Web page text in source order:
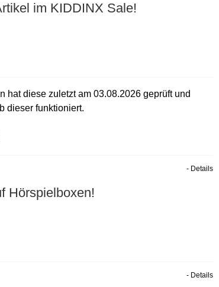
im KIDDINX Sale!
hat diese zuletzt am 03.08.2026 geprüft und
dieser funktioniert.
Hörspielboxen!
- Details
- Details